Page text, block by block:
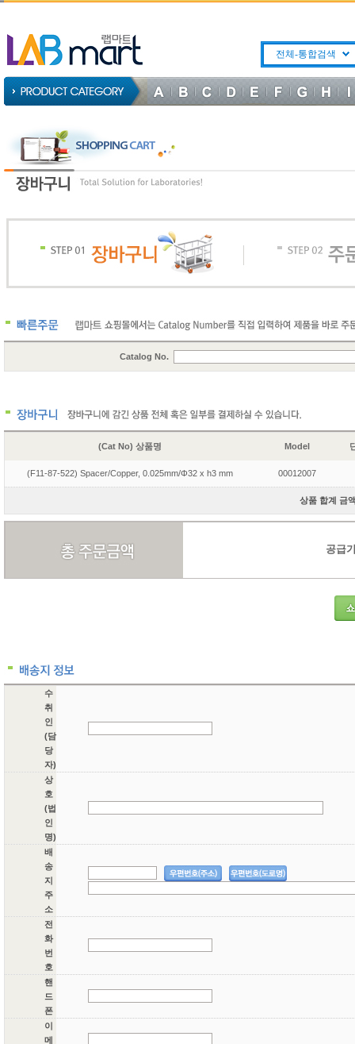
전체-통합검색
Catalog No.
(Cat No) 상품명 Model
(F11-87-522) Spacer/Copper, 0.025mm/Φ32 x h3 mm 00012007
상품 합계 금
공급
수
취
인
(담
당
자)
상
호
(법
인
명)
배
송
지
주
소
전
화
번
호
핸
드
폰
이
메